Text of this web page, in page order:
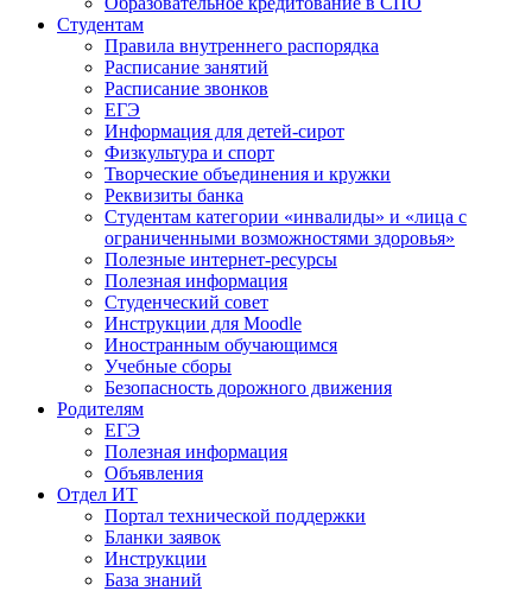
Студентам
Правила внутреннего распорядка
Расписание занятий
Расписание звонков
ЕГЭ
Информация для детей-сирот
Физкультура и спорт
Творческие объединения и кружки
Реквизиты банка
Студентам категории «инвалиды» и «лица с
ограниченными возможностями здоровья»
Полезные интернет-ресурсы
Полезная информация
Студенческий совет
Инструкции для Moodle
Иностранным обучающимся
Учебные сборы
Безопасность дорожного движения
Родителям
ЕГЭ
Полезная информация
Объявления
Отдел ИТ
Портал технической поддержки
Бланки заявок
Инструкции
База знаний